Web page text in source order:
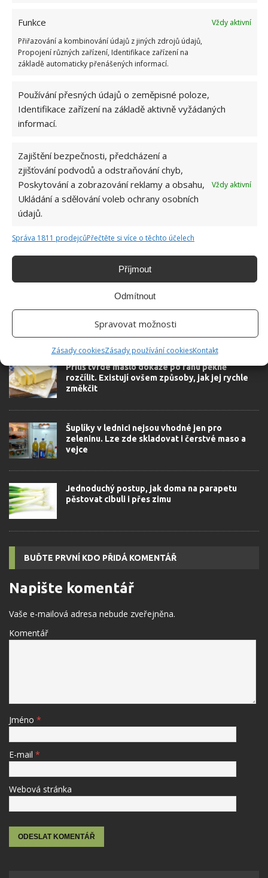
Funkce
Vždy aktivní
Přiřazování a kombinování údajů z jiných zdrojů údajů,
Propojení různých zařízení, Identifikace zařízení na
základě automaticky přenášených informací.
Používání přesných údajů o zeměpisné poloze,
Identifikace zařízení na základě aktivně vyžádaných
informací.
Zajištění bezpečnosti, předcházení a
zjišťování podvodů a odstraňování chyb,
Poskytování a zobrazování reklamy a obsahu,
Ukládání a sdělování voleb ochrany osobních
údajů.
Vždy aktivní
Správa 1811 prodejcůPřečtěte si více o těchto účelech
Příjmout
Odmítnout
Spravovat možnosti
Zásady cookiesZásady používání cookiesKontakt
Přidejte svůj názor
Hana Musilová
Do redakce Bydlimeutulne.cz se
rozhodla zůstat. Její v...
autorovi]
SOUVISEJÍCÍ ČLÁNKY
Příliš tvrdé máslo dokáže po ránu pěkně
rozčílit. Existují ovšem způsoby, jak jej rychle
změkčit
Šuplíky v lednici nejsou vhodné jen pro
zeleninu. Lze zde skladovat i čerstvé maso a
vejce
Jednoduchý postup, jak doma na parapetu
pěstovat cibuli i přes zimu
BUĎTE PRVNÍ KDO PŘIDÁ KOMENTÁŘ
Napište komentář
Vaše e-mailová adresa nebude zveřejněna.
Komentář
Jméno *
E-mail *
Webová stránka